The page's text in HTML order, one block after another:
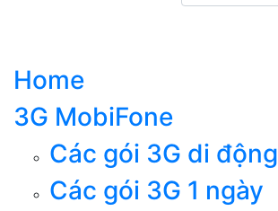
Home
3G MobiFone
Các gói 3G di động
Các gói 3G 1 ngày